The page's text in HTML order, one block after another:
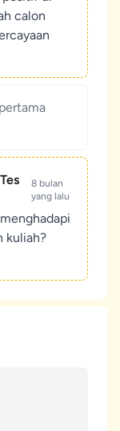
calon
8 bulan
yang lalu
kuliah?